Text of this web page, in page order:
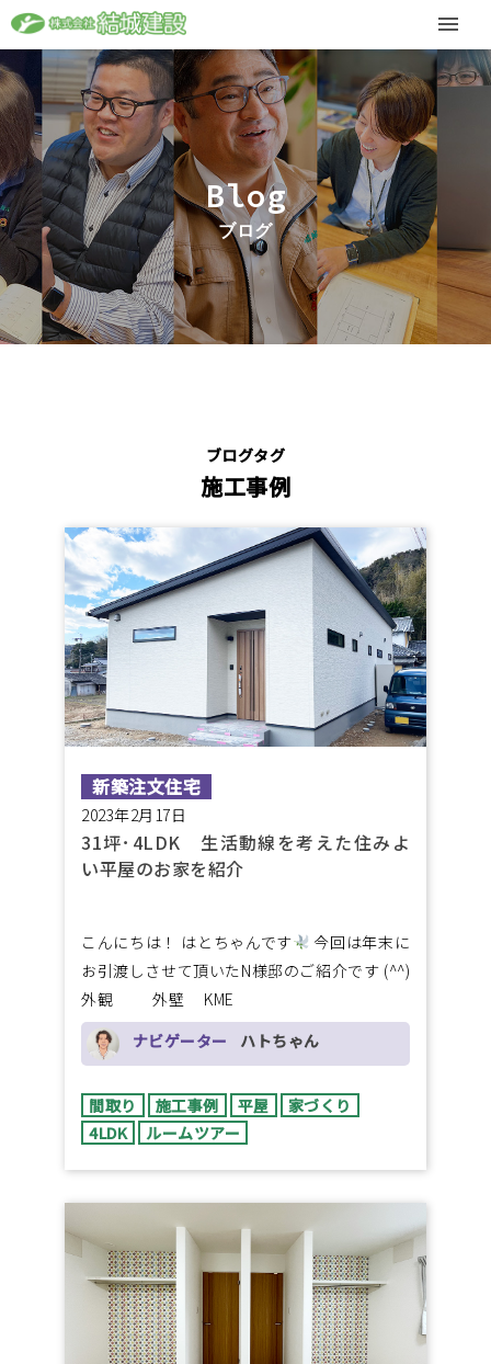
Blog
ブログ
ブログタグ
施工事例
新築注文住宅
2023年2月17日
31坪･4LDK 生活動線を考えた住みよ
い平屋のお家を紹介
こんにちは！ はとちゃんです
今回は年末に
お引渡しさせて頂いたN様邸のご紹介です (^^)
外観 外壁 KME
ナビゲーター
ハトちゃん
間取り 施工事例 平屋
家づくり
4LDK
ルームツアー